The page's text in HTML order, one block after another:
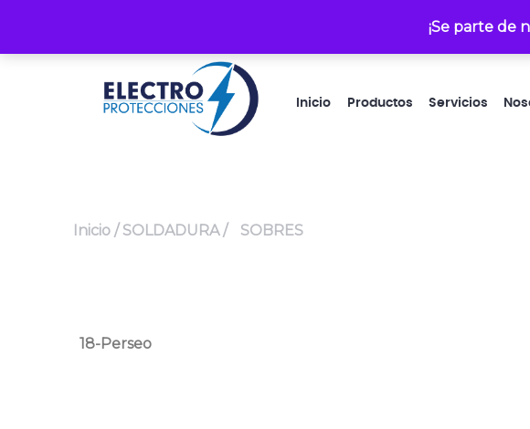
¡Se parte de
Inicio Productos Servicios
Inicio / SOLDADURA/ SOBRES
18-Perseo